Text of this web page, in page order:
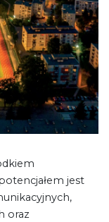
jest
oraz